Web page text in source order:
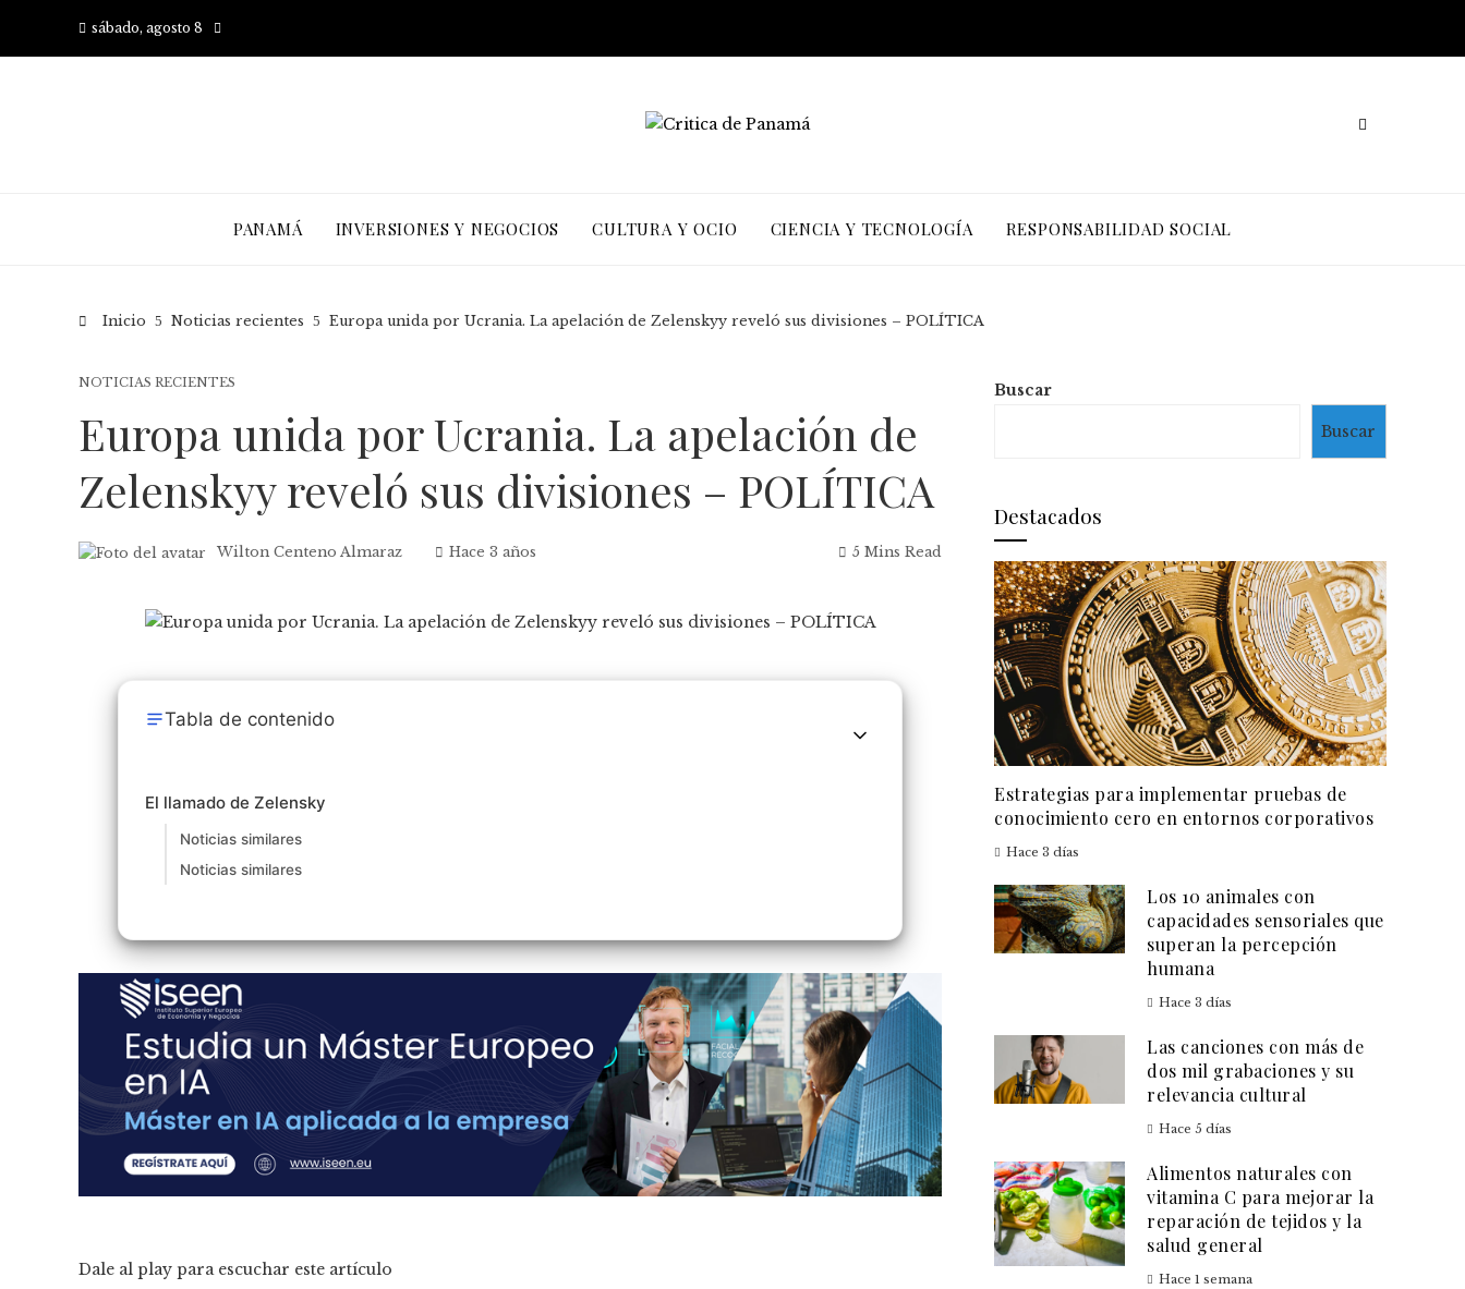
sábado, agosto 8
PANAMÁ INVERSIONES Y NEGOCIOS CULTURA Y OCIO CIENCIA Y TECNOLOGÍA RESPONSABILIDAD SOCIAL
Inicio Noticias recientes Europa unida por Ucrania. La apelación de Zelenskyy reveló sus divisiones – POLÍTICA
NOTICIAS RECIENTES
Europa unida por Ucrania. La apelación de
Zelenskyy reveló sus divisiones – POLÍTICA
Wilton Centeno Almaraz Hace 3 años 5 Mins Read
Tabla de contenido
El llamado de Zelensky
Noticias similares
Noticias similares
Dale al play para escuchar este artículo
Buscar
Buscar
Destacados
Estrategias para implementar pruebas de
conocimiento cero en entornos corporativos
Hace 3 días
Los 10 animales con
capacidades sensoriales que
superan la percepción
humana
Hace 3 días
Las canciones con más de
dos mil grabaciones y su
relevancia cultural
Hace 5 días
Alimentos naturales con
vitamina C para mejorar la
reparación de tejidos y la
salud general
Hace 1 semana